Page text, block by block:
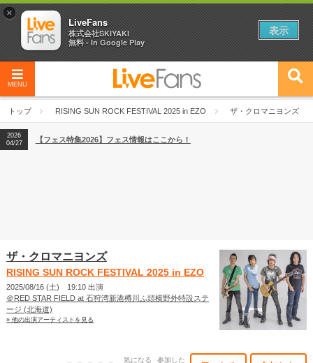
MENU
トップ RISING SUN ROCK FESTIVAL 2025 in EZO ザ・クロマニヨンズ
2026
04/27
2026
【ライブ動員ランキング】2026年上半期編発表！
2026
04/27
【フェス特集2026】フェス情報はここから！
ザ・クロマニヨンズ
RISING SUN ROCK FESTIVAL 2025 in EZO
2025/08/16 (土) 19:10 出演
＠RED STAR FIELD at 石狩湾新港樽川ふ頭横野外特設ステ
ージ (北海道)
» 他の出演アーティストを見る
気になる 参加した
×
LiveFans
株式会社SKIYAKI
無料 - In Google Play
表示